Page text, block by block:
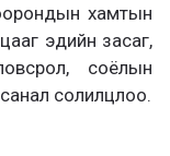
хамтын
эдийн засаг,
соёлын
санал солилцлоо.